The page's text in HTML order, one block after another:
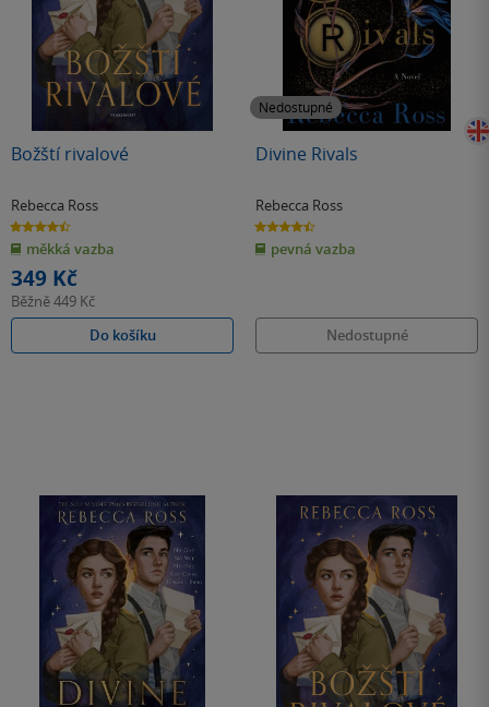
Božští rivalové
Rebecca Ross
4.5
z
5
hvězdiček
měkká vazba
349 Kč
Běžně449 Kč
Do košíku
Nedostupné
Divine Rivals
Rebecca Ross
4.5
z
5
hvězdiček
pevná vazba
Nedostupné